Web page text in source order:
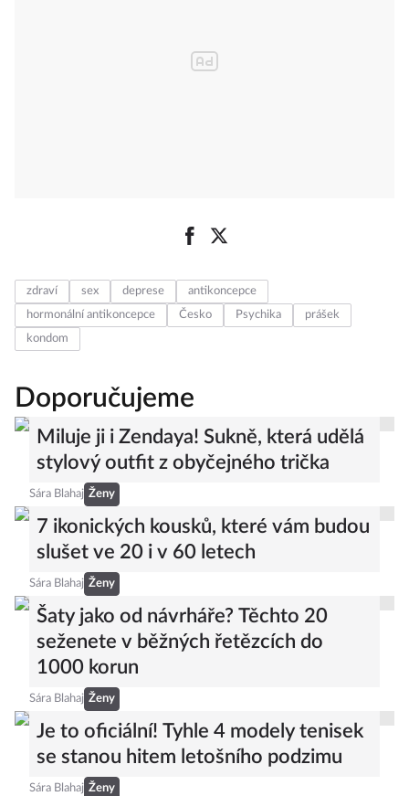
zdraví sex deprese
antikoncepce
hormonální antikoncepce
Česko Psychika
prášek
kondom
Doporučujeme
Miluje ji i Zendaya! Sukně, která udělá
stylový outfit z obyčejného trička
Sára Blahaj Ženy
7 ikonických kousků, které vám budou
slušet ve 20 i v 60 letech
Sára Blahaj Ženy
Šaty jako od návrháře? Těchto 20
seženete v běžných řetězcích do
1000 korun
Sára Blahaj Ženy
Je to oficiální! Tyhle 4 modely tenisek
se stanou hitem letošního podzimu
Sára Blahaj Ženy